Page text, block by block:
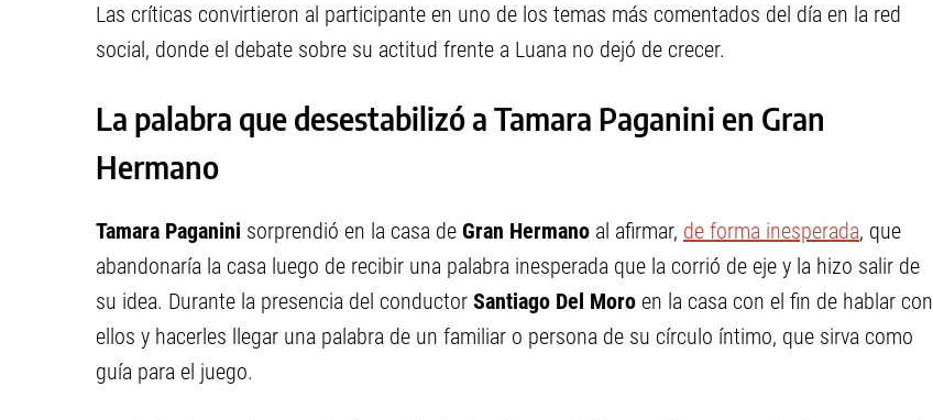
Las críticas convirtieron al participante en uno de los temas más comentados del día en la red
social, donde el debate sobre su actitud frente a Luana no dejó de crecer.
La palabra que desestabilizó a Tamara Paganini en Gran
Hermano
Tamara Paganini sorprendió en la casa de Gran Hermano al afirmar, de forma inesperada, que
abandonaría la casa luego de recibir una palabra inesperada que la corrió de eje y la hizo salir de
su idea. Durante la presencia del conductor Santiago Del Moro en la casa con el fin de hablar con
ellos y hacerles llegar una palabra de un familiar o persona de su círculo íntimo, que sirva como
guía para el juego.